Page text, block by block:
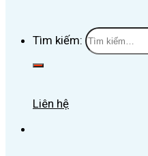
Tìm kiếm:
Liên hệ